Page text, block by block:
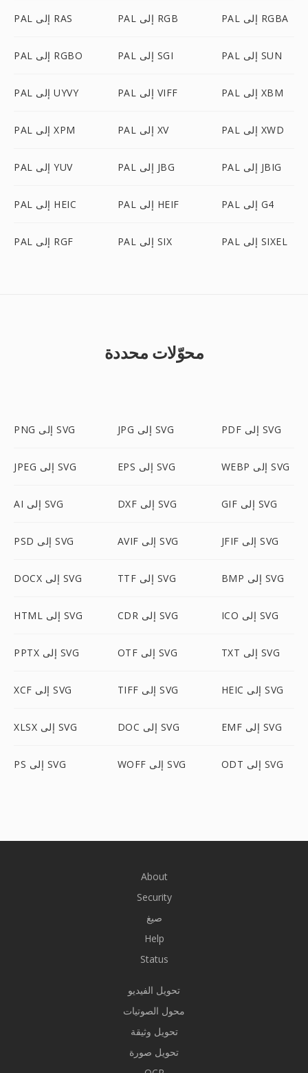
PAL إلى RAS PAL إلى RGB PAL إلى RGBA
PAL إلى RGBO PAL إلى SGI PAL إلى SUN
PAL إلى UYVY PAL إلى VIFF PAL إلى XBM
PAL إلى XPM PAL إلى XV PAL إلى XWD
PAL إلى YUV PAL إلى JBG PAL إلى JBIG
PAL إلى HEIC PAL إلى HEIF PAL إلى G4
PAL إلى RGF PAL إلى SIX PAL إلى SIXEL
محوّلات محددة
PNG إلى SVG JPG إلى SVG PDF إلى SVG
JPEG إلى SVG EPS إلى SVG WEBP إلى SVG
AI إلى SVG DXF إلى SVG GIF إلى SVG
PSD إلى SVG AVIF إلى SVG JFIF إلى SVG
DOCX إلى SVG TTF إلى SVG BMP إلى SVG
HTML إلى SVG CDR إلى SVG ICO إلى SVG
PPTX إلى SVG OTF إلى SVG TXT إلى SVG
XCF إلى SVG TIFF إلى SVG HEIC إلى SVG
XLSX إلى SVG DOC إلى SVG EMF إلى SVG
PS إلى SVG WOFF إلى SVG ODT إلى SVG
About
Security
صيغ
Help
Status
تحويل الفيديو
محول الصوتيات
تحويل وثيقة
تحويل صورة